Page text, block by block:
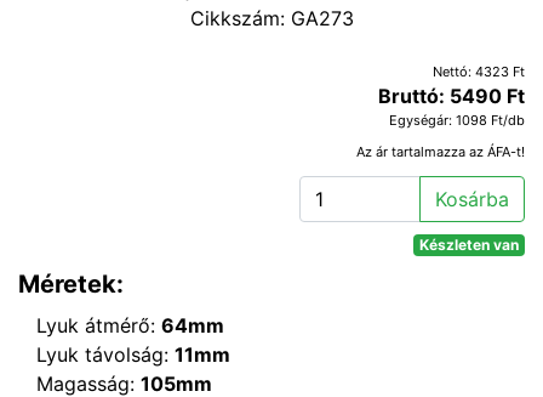
Cikkszám: GA273
Nettó: 4323 Ft
Bruttó: 5490 Ft
Egységár: 1098 Ft/db
Az ár tartalmazza az ÁFA-t!
Kosárba
Készleten van
Méretek:
Lyuk átmérő: 64mm
Lyuk távolság: 11mm
Magasság: 105mm